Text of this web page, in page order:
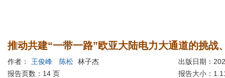
推动共建“一带一路”欧亚大陆电力大通道的挑战
作者： 王俊峰 陈松 林子杰
出版日期：
报告页数：14 页
报告大小：